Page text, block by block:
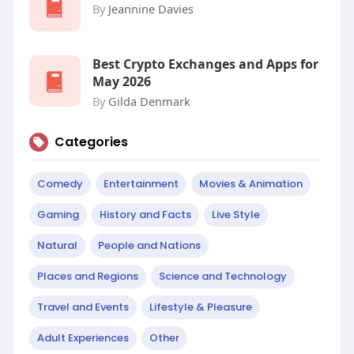
By Jeannine Davies
Best Crypto Exchanges and Apps for
May 2026
By Gilda Denmark
Categories
Comedy Entertainment Movies & Animation
Gaming History and Facts Live Style
Natural People and Nations
Places and Regions Science and Technology
Travel and Events Lifestyle & Pleasure
Adult Experiences Other